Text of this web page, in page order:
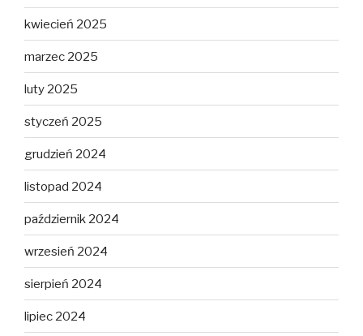
kwiecień 2025
marzec 2025
luty 2025
styczeń 2025
grudzień 2024
listopad 2024
październik 2024
wrzesień 2024
sierpień 2024
lipiec 2024